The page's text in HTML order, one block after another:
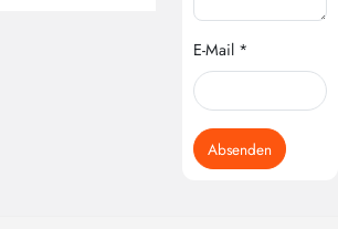
E-Mail *
Absenden